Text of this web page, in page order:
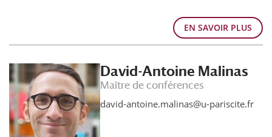
EN SAVOIR PLUS
David-Antoine Malinas
Maître de conférences
david-antoine.malinas@u-pariscite.fr